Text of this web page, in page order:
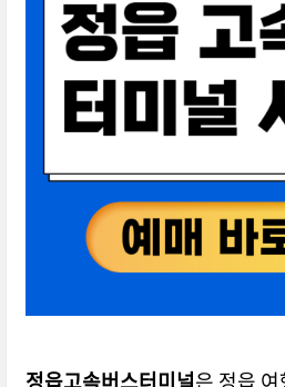
정읍고속버스터미널은 정읍